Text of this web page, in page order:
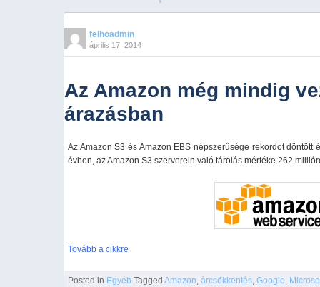
felhoadmin
április 17, 2014
Az Amazon még mindig
árazásban
Az Amazon S3 és Amazon EBS népszerűsége rekordot döntött
évben, az Amazon S3 szerverein való tárolás mértéke 262
Tovább a cikkre
Posted in Egyéb Tagged Amazon árcsökkentés, Google